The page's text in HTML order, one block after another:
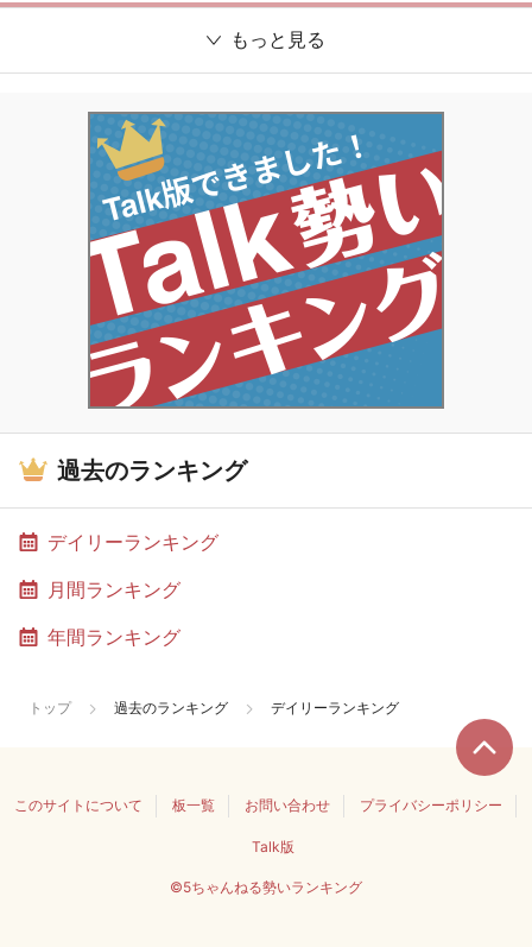
もっと見る
過去のランキング
デイリーランキング
月間ランキング
年間ランキング
トップ 過去のランキング デイリーランキング
このサイトについて 板一覧 お問い合わせ プライバシーポリシー
Talk版
©5ちゃんねる勢いランキング